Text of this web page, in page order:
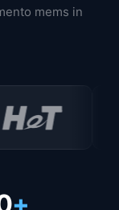
mems in